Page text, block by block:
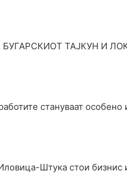
ТАЈКУН И
стануваат
Штука стои бизнис